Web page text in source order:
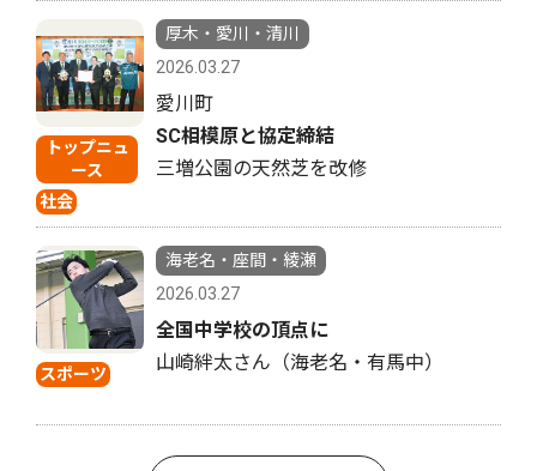
トップニュ
ース
社会
厚木・愛川・清川
2026.03.27
愛川町
SC相模原と協定締結
三増公園の天然芝を改修
スポーツ
海老名・座間・綾瀬
2026.03.27
全国中学校の頂点に
山崎絆太さん（海老名・有馬中）